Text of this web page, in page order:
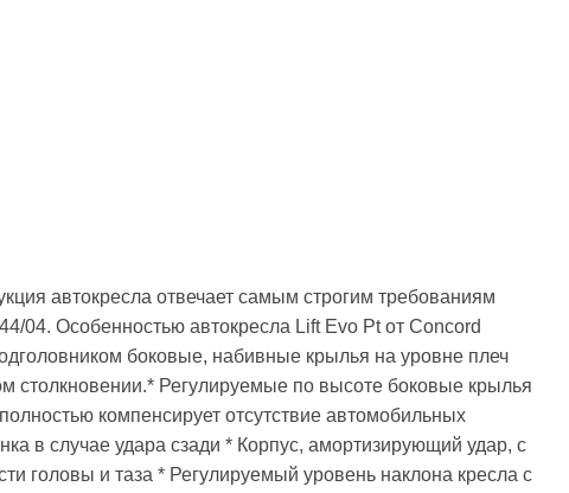
автокресла отвечает самым строгим требованиям
04. Особенностью автокресла Lift Evo Pt от Concord
боковые, набивные крылья на уровне плеч
столкновении.* Регулируемые по высоте боковые крылья
компенсирует отсутствие автомобильных
в случае удара сзади * Корпус, амортизирующий удар, с
головы и таза * Регулируемый уровень наклона кресла с